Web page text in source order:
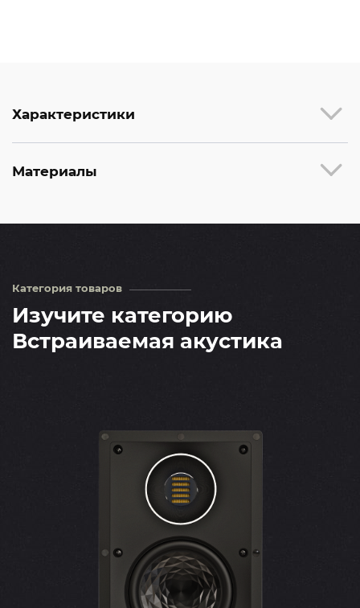
Характеристики
Материалы
Категория товаров
Изучите категорию
Встраиваемая акустика